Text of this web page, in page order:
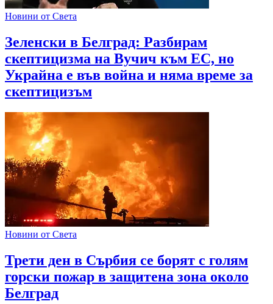
Новини от Света
Зеленски в Белград: Разбирам
скептицизма на Вучич към ЕС, но
Украйна е във война и няма време за
скептицизъм
Новини от Света
Трети ден в Сърбия се борят с голям
горски пожар в защитена зона около
Белград